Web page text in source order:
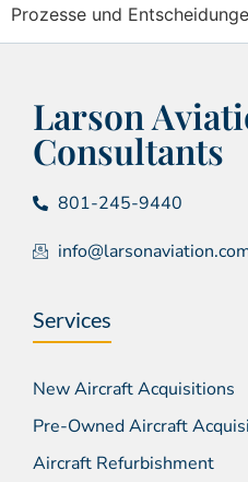
Prozesse und
Larson
Consultants
801-245-9440
Services
New Aircraft Acquisitions
Pre-Owned Aircraft
Aircraft Refurbishment